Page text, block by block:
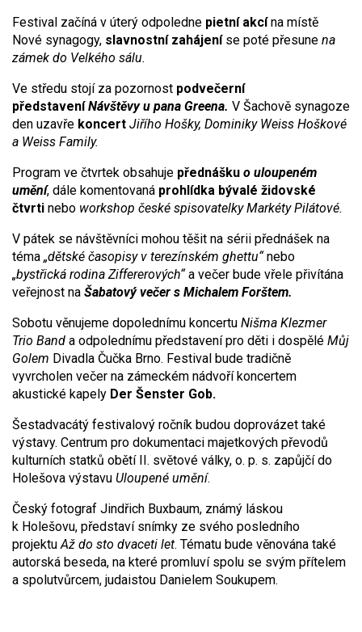
Festival začíná v úterý odpoledne pietní akcína místě
Nové synagogy, slavnostní zahájeníse poté přesune na
zámek do Velkého sálu.
Ve středu stojí za pozornost podvečerní
představení Návštěvy u pana Greena. V Šachově synagoze
den uzavře koncert Jiřího Hošky, Dominiky Weiss Hoškové
a Weiss Family.
Program ve čtvrtek obsahuje přednášku o uloupeném
umění, dále komentovaná prohlídka bývalé židovské
čtvrti nebo workshop české spisovatelky Markéty Pilátové.
V pátek se návštěvníci mohou těšit na sérii přednášek na
téma „dětské časopisy v terezínském ghettu“nebo
„bystřická rodina Ziffererových“a večer bude vřele přivítána
veřejnost na Šabatový večer s Michalem Forštem.
Sobotu věnujeme dopolednímu koncertu Nišma Klezmer
Trio Band a odpolednímu představení pro děti i dospělé Můj
Golem Divadla Čučka Brno. Festival bude tradičně
vyvrcholen večer na zámeckém nádvoří koncertem
akustické kapely Der Šenster Gob.
Šestadvacátý festivalový ročník budou doprovázet také
výstavy. Centrum pro dokumentaci majetkových převodů
kulturních statků obětí II. světové války, o. p. s. zapůjčí do
Holešova výstavu Uloupené umění.
Český fotograf Jindřich Buxbaum, známý láskou
k Holešovu, představí snímky ze svého posledního
projektuAž do sto dvaceti let. Tématu bude věnována také
autorská beseda, na které promluví spolu se svým přítelem
a spolutvůrcem, judaistou Danielem Soukupem.